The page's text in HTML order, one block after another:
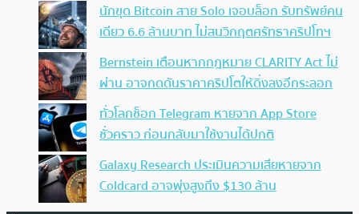
นักขุด Bitcoin สาย Solo เจอบล็อก รับทรัพย์คน
เดียว 6.6 ล้านบาท ไม่สนวิกฤตศรัทธาคริปโทฯ
Bernstein เตือนหากกฎหมาย CLARITY Act ไม่
ผ่าน อาจกดดันราคาคริปโตให้ดิ่งลงอีกระลอก
ทั่วโลกช็อก Telegram หายจาก App Store
ชั่วคราว ก่อนกลับมาใช้งานได้ปกติ
Galaxy Research ประเมินความเสียหายจาก
Coldcard อาจพุ่งสูงถึง $130 ล้าน